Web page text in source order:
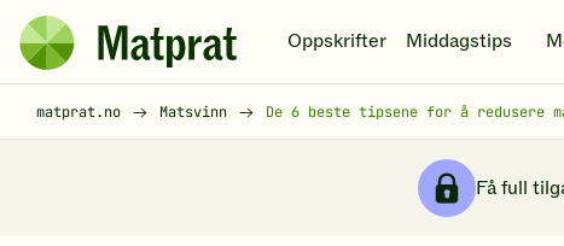
Hopp til hovedinnhold
Matprat
hjemmeside
Oppskrifter Middagstips
matprat.no Matsvinn De 6 beste tipsene for å redusere
Få full